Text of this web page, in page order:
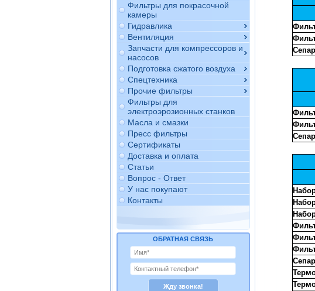
Фильтры для покрасочной
камеры
Гидравлика
Вентиляция
Запчасти для компрессоров и
насосов
Подготовка сжатого воздуха
Спецтехника
Прочие фильтры
Фильтры для
электроэрозионных станков
Масла и смазки
Пресс фильтры
Сертификаты
Доставка и оплата
Статьи
Вопрос - Ответ
У нас покупают
Контакты
ОБРАТНАЯ СВЯЗЬ